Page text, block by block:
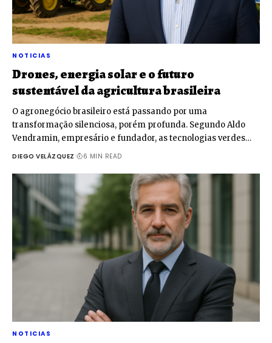
NOTICIAS
Drones, energia solar e o futuro
sustentável da agricultura brasileira
O agronegócio brasileiro está passando por uma
transformação silenciosa, porém profunda. Segundo Aldo
Vendramin, empresário e fundador, as tecnologias verdes…
DIEGO VELÁZQUEZ 6 MIN READ
NOTICIAS